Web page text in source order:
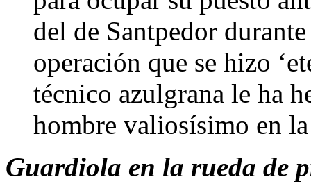
del de Santpedor
operación que se hizo
técnico azulgrana le ha
hombre valiosísimo en
Guardiola en la rueda de